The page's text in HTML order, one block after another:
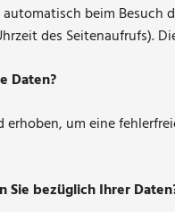
beim Besuch
des Seitenaufrufs).
Daten?
erhoben, um eine
Sie bezüglich Ihrer